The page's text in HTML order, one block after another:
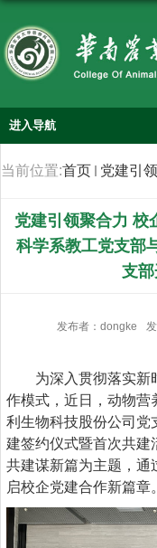
进入导航
当前位置:首页 党建引领
党建引领聚合力
科学系教工党支部
支
发布者：dongke
为深入贯彻落实新
作模式， 近日，动物营
利生物科技股份公司党
建签约仪式暨首次共建
共建谋新篇为主题，通
启校企党建合作新篇章。